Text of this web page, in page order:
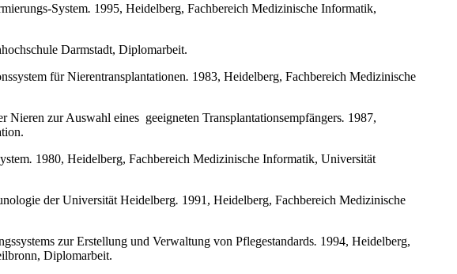
System. 1995, Heidelberg, Fachbereich Medizinische Informatik,
Darmstadt, Diplomarbeit.
für Nierentransplantationen. 1983, Heidelberg, Fachbereich Medizinische
Nieren zur Auswahl eines geeigneten Transplantationsempfängers. 1987,
. 1980, Heidelberg, Fachbereich Medizinische Informatik, Universität
der Universität Heidelberg. 1991, Heidelberg, Fachbereich Medizinische
zur Erstellung und Verwaltung von Pflegestandards. 1994, Heidelberg,
Diplomarbeit.